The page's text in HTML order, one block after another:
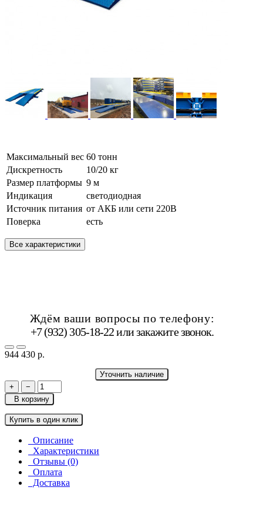
Максимальный вес 60 тонн
Дискретность
10/20 кг
Размер платформы 9 м
Индикация
светодиодная
Источник питания от АКБ или сети 220В
Поверка
есть
Все характеристики
Ждём ваши вопросы по телефону:
+7 (932) 305-18-22 илизакажите звонок.
944 430 р.
Уточнить наличие
+
−
В корзину
Купить в один клик
Описание
Характеристики
Отзывы (0)
Оплата
Доставка